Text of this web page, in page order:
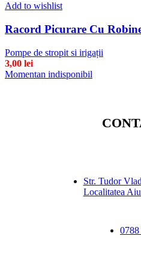
Add to wishlist
Racord Picurare Cu
Pompe de stropit si irigații
3,00 lei
Momentan indisponibil
Str. Tudor
Localitatea